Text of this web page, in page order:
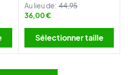
Au lieu de: 44,95
36,00 €
Sélectionner taille